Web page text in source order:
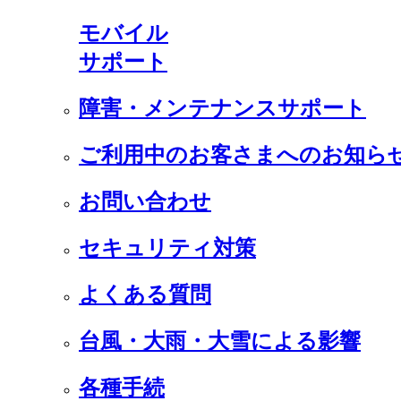
モバイル
サポート
障害・メンテナンスサポート
ご利用中のお客さまへのお知ら
お問い合わせ
セキュリティ対策
よくある質問
台風・大雨・大雪による影響
各種手続